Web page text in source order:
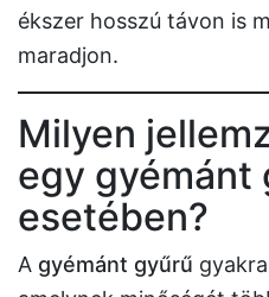
ékszer hosszú távon is
maradjon.
Milyen
egy gyémánt
esetében?
A gyémánt gyűrű